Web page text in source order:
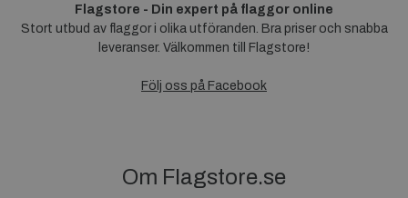
Flagstore - Din expert på flaggor online
Stort utbud av flaggor i olika utföranden. Bra priser och snabba
leveranser. Välkommen till Flagstore!
Följ oss på Facebook
Om Flagstore.se